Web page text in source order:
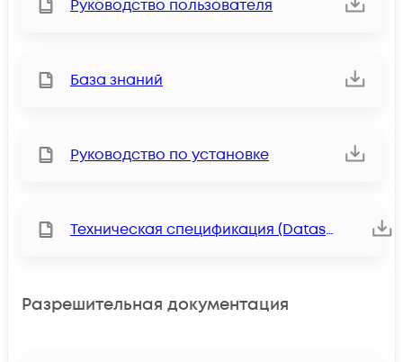
Руководство пользователя
База знаний
Руководство по установке
Техническая спецификация (Datasheet)
Разрешительная документация